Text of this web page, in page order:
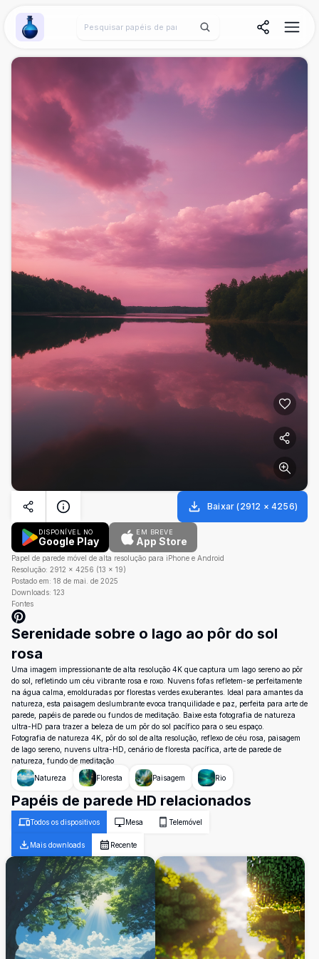
Wallpaper Alchemy
Baixar (2912 × 4256)
DISPONÍVEL NO
Google Play
EM BREVE
App Store
Papel de parede móvel de alta resolução para iPhone e Android
Resolução: 2912 × 4256 (13 × 19)
Postado em: 18 de mai. de 2025
Downloads: 123
Fontes
Serenidade sobre o lago ao pôr do sol
rosa
Uma imagem impressionante de alta resolução 4K que captura um lago sereno ao pôr
do sol, refletindo um céu vibrante rosa e roxo. Nuvens fofas refletem-se perfeitamente
na água calma, emolduradas por florestas verdes exuberantes. Ideal para amantes da
natureza, esta paisagem deslumbrante evoca tranquilidade e paz, perfeita para arte de
parede, papéis de parede ou fundos de meditação. Baixe esta fotografia de natureza
ultra-HD para trazer a beleza de um pôr do sol pacífico para o seu espaço.
Fotografia de natureza 4K, pôr do sol de alta resolução, reflexo de céu rosa, paisagem
de lago sereno, nuvens ultra-HD, cenário de floresta pacífica, arte de parede de
natureza, fundo de meditação
Natureza
Floresta Paisagem Rio
Papéis de parede HD relacionados
Todos os dispositivos Mesa Telemóvel
Mais downloads Recente